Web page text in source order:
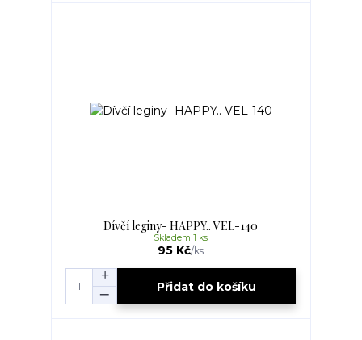
Dívčí leginy- HAPPY.. VEL-140
95 Kč/ks
Skladem 1 ks
Přidat do košíku